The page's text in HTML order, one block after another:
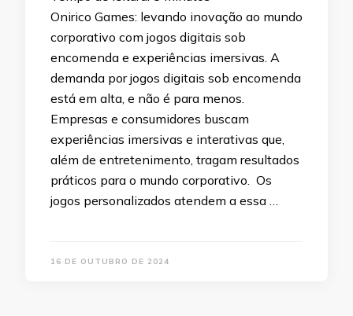
Onirico Games: levando inovação ao mundo
corporativo com jogos digitais sob
encomenda e experiências imersivas. A
demanda por jogos digitais sob encomenda
está em alta, e não é para menos.
Empresas e consumidores buscam
experiências imersivas e interativas que,
além de entretenimento, tragam resultados
práticos para o mundo corporativo. Os
jogos personalizados atendem a essa …
16 DE OUTUBRO DE 2024